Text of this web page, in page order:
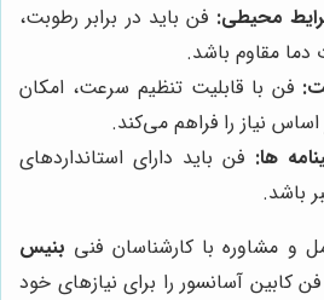
محیطی: فن باید در برابر رطوبت،
دما مقاوم باشد.
فن با قابلیت تنظیم سرعت، امکان
نیاز را فراهم می‌کند.
ها: فن باید دارای استانداردهای
باشد.
و مشاوره با کارشناسان فنی بنیس
کابین آسانسور را برای نیازهای خود